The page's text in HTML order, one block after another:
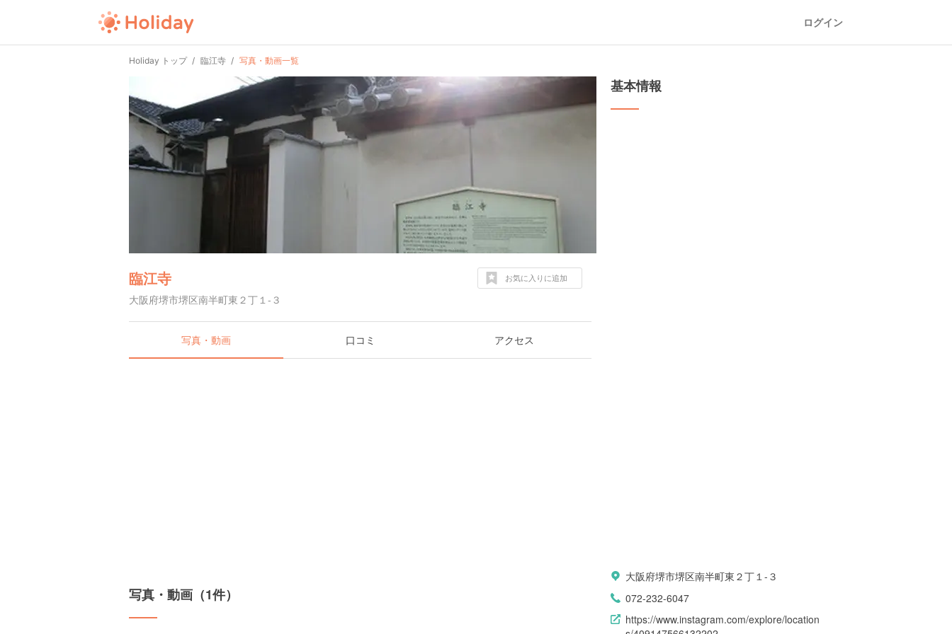
ログイン
Holiday トップ 臨江寺 写真・動画一覧
臨江寺
大阪府堺市堺区南半町東２丁１-３
お気に入りに追加
写真・動画 口コミ アクセス
写真・動画（1件）
基本情報
大阪府堺市堺区南半町東２丁１-３
072-232-6047
https://www.instagram.com/explore/location